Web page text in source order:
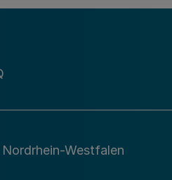
Richtlinie zur
Westfalen